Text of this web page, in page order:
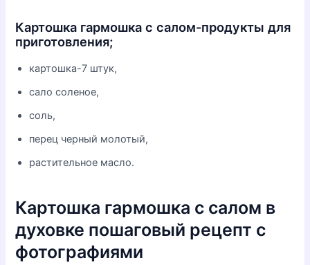
Картошка гармошка с салом-продукты для
приготовления;
картошка-7 штук,
сало соленое,
соль,
перец черный молотый,
растительное масло.
Картошка гармошка с салом в
духовке пошаговый рецепт с
фотографиями